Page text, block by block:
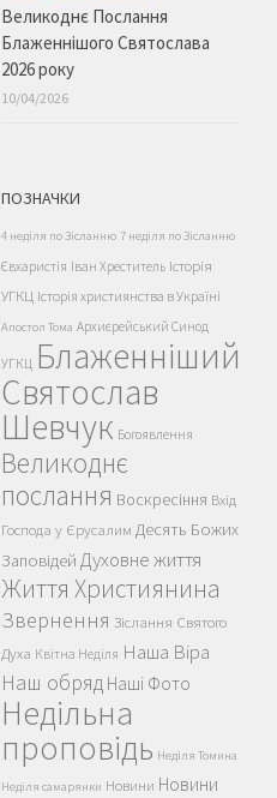
Великоднє Послання
Блаженнішого Святослава
2026 року
10/04/2026
ПОЗНАЧКИ
4 неділя по Зісланню 7 неділя по Зісланню
Євхаристія Іван Хреститель Історія
УГКЦ Історія християнства в Україні
Апостол Тома Архиєрейський Синод
УГКЦ Блаженніший
Святослав
Шевчук Богоявлення
Великоднє
послання Воскресіння Вхід
Господа у Єрусалим Десять Божих
Заповідей Духовне життя
Життя Християнина
Звернення Зіслання Святого
Духа Квітна Неділя Наша Віра
Наш обряд Наші Фото
Недільна
проповідь Неділя Томина
Неділя самарянки Новини Новини